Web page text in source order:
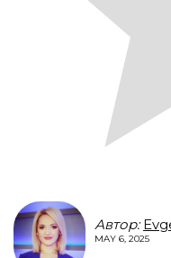
Автор:
MAY 6, 2025